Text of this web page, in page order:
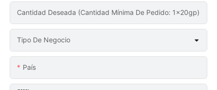
Cantidad Deseada (Cantidad Mínima De Pedido: 1x20gp)
Tipo De Negocio
País